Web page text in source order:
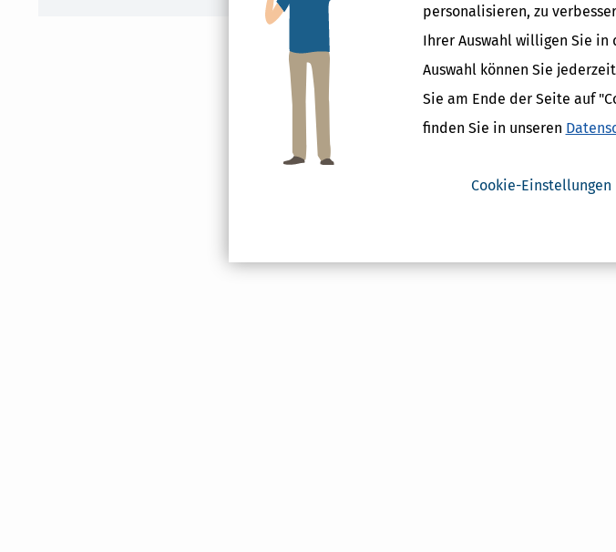
personalisieren, zu
Ihrer Auswahl willigen Sie in
Auswahl können Sie
Sie am Ende der Seite auf
finden Sie in unseren
Cookie-Einstellungen